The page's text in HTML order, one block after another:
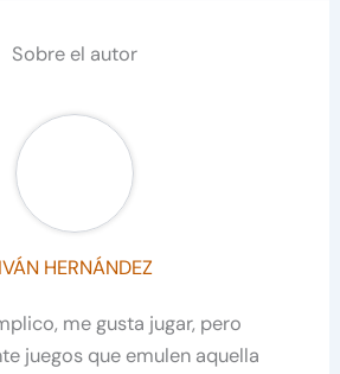
Sobre el autor
IVÁN HERNÁNDEZ
me gusta jugar, pero
juegos que emulen aquella